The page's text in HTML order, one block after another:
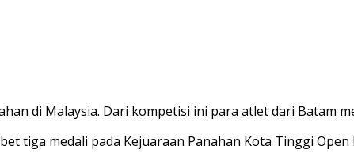
di Malaysia. Dari kompetisi ini para atlet dari Batam
tiga medali pada Kejuaraan Panahan Kota Tinggi